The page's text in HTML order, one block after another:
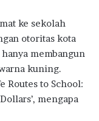
ke sekolah
otoritas kota
membangun
kuning.
Routes to School:
mengapa